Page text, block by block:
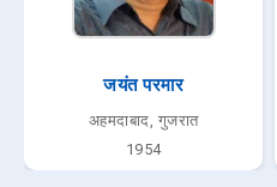
जयंत परमार
अहमदाबाद, गुजरात
1954